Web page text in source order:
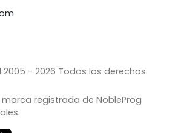
2005 - 2026 Todos los derechos
marca registrada de NobleProg